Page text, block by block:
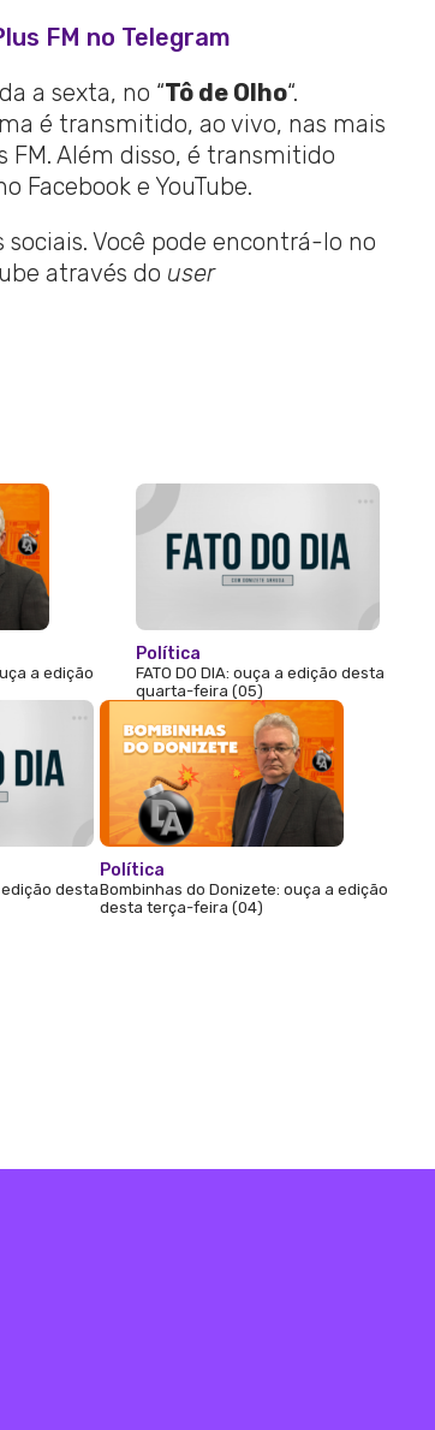
FM no Telegram
a sexta, no “Tô de Olho“.
é transmitido, ao vivo, nas mais
FM. Além disso, é transmitido
Facebook e YouTube.
Você pode encontrá-lo no
através do user
a edição
Política
FATO DO DIA: ouça a edição desta
quarta-feira (05)
edição desta
Política
Bombinhas do Donizete: ouça a edição
desta terça-feira (04)